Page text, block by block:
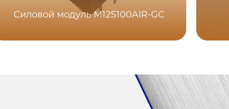
Силовой модуль M12S100AIR-GC